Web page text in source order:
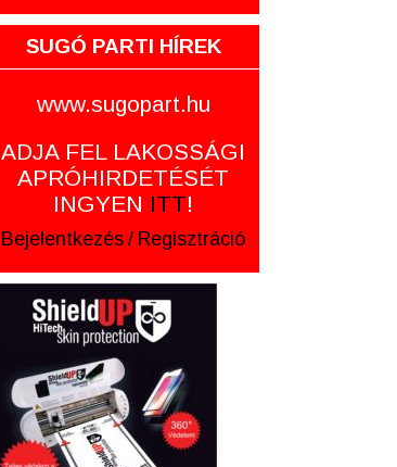
SUGÓ PARTI HÍREK
www.sugopart.hu
ADJA FEL LAKOSSÁGI
APRÓHIRDETÉSÉT
INGYEN ITT!
Bejelentkezés / Regisztráció